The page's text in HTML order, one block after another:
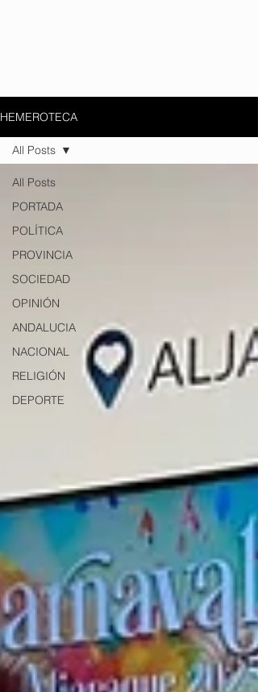
HEMEROTECA
All Posts
PORTADA
POLÍTICA
PROVINCIA
SOCIEDAD
OPINIÓN
ANDALUCIA
NACIONAL
RELIGIÓN
DEPORTE
All Posts